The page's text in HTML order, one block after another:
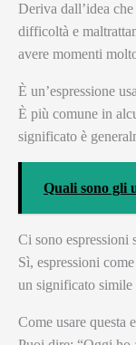
Deriva dall’idea
difficoltà e
avere momenti
È un’espressione
È più comune in
significato è
Quali sono gli
Ci sono espressioni
Sì, espressioni
un significato simile
Come usare questa